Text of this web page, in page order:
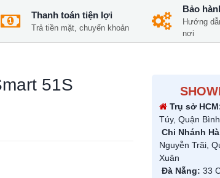
Thanh toán tiện lợi
Trả tiền mặt, chuyển khoản
Bảo
Hướng
nơi
51S
Trụ sở
Túy, Quận
Chi Nhánh
Nguyễn Trãi,
Xuân
Đà Nẵng: 33